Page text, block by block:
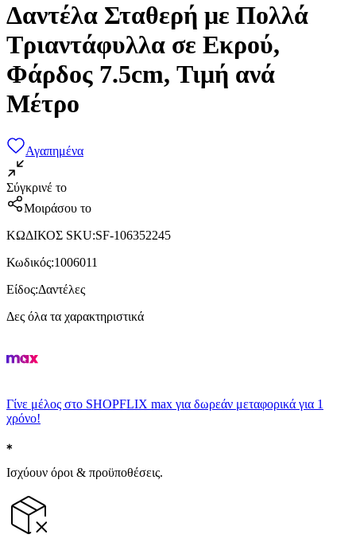
Δαντέλα Σταθερή με Πολλά
Τριαντάφυλλα σε Εκρού,
Φάρδος 7.5cm, Τιμή ανά
Μέτρο
Αγαπημένα
Σύγκρινέ το
Μοιράσου το
ΚΩΔΙΚΟΣ SKU:SF-106352245
Κωδικός:1006011
Είδος:Δαντέλες
Δες όλα τα χαρακτηριστικά
Γίνε μέλος στο SHOPFLIX max για δωρεάν μεταφορικά για 1
χρόνο!
Ισχύουν όροι & προϋποθέσεις.